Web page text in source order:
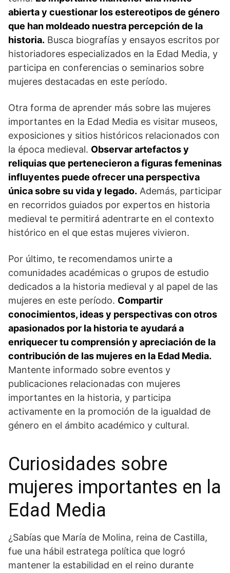
abierta y cuestionar los estereotipos de género
que han moldeado nuestra percepción de la
historia. Busca biografías y ensayos ⁢escritos por
historiadores especializados en la Edad Media, y
participa en conferencias o seminarios sobre
mujeres‍ destacadas ​en este período.
Otra forma ​de aprender más sobre las‍ mujeres
importantes en la Edad ⁢Media es visitar museos,
exposiciones y sitios históricos relacionados con
la época medieval. Observar artefactos y
reliquias⁣ que pertenecieron a ​figuras femeninas
influyentes puede ofrecer una perspectiva
⁣única sobre su vida y legado. Además, participar
en recorridos ‍guiados por expertos⁢ en historia
medieval ‌te permitirá adentrarte‍ en ⁤el ⁣contexto
‌histórico en el que estas mujeres vivieron.
Por último, ​te⁢ recomendamos unirte a
comunidades académicas⁤ o ⁤grupos de estudio
dedicados a la historia medieval y⁤ al papel ‌de las
mujeres en este período. Compartir
conocimientos, ideas y perspectivas con otros
apasionados por la historia ⁣te ayudará a
enriquecer tu⁣ comprensión y apreciación de la
contribución de las mujeres en la Edad Media.
Mantente informado sobre eventos y
publicaciones relacionadas con mujeres
importantes en la historia, y participa⁢
activamente ⁣en la promoción de la igualdad de
género en el ámbito académico y cultural.
Curiosidades sobre
mujeres importantes en la
⁤Edad ‍Media
¿Sabías que María de Molina, reina de Castilla,
fue una hábil estratega política que logró
mantener la estabilidad en el reino durante